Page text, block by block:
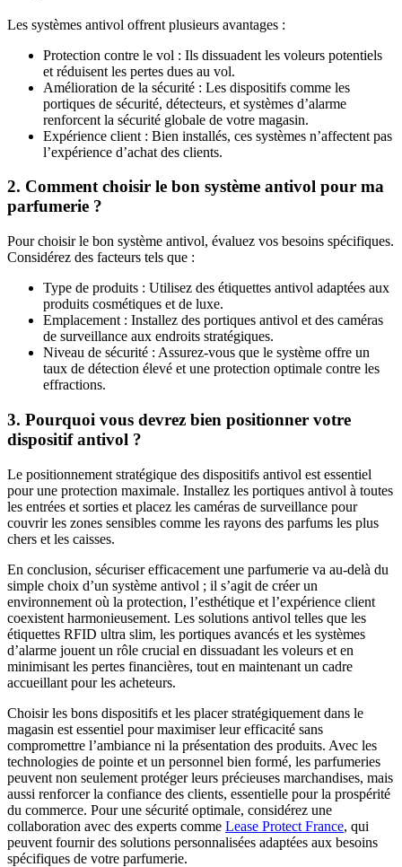
Les systèmes antivol offrent plusieurs avantages :
Protection contre le vol : Ils dissuadent les voleurs potentiels
et réduisent les pertes dues au vol.
Amélioration de la sécurité : Les dispositifs comme les
portiques de sécurité, détecteurs, et systèmes d’alarme
renforcent la sécurité globale de votre magasin.
Expérience client : Bien installés, ces systèmes n’affectent pas
l’expérience d’achat des clients.
2. Comment choisir le bon système antivol pour ma
parfumerie ?
Pour choisir le bon système antivol, évaluez vos besoins spécifiques.
Considérez des facteurs tels que :
Type de produits : Utilisez des étiquettes antivol adaptées aux
produits cosmétiques et de luxe.
Emplacement : Installez des portiques antivol et des caméras
de surveillance aux endroits stratégiques.
Niveau de sécurité : Assurez-vous que le système offre un
taux de détection élevé et une protection optimale contre les
effractions.
3. Pourquoi vous devrez bien positionner votre
dispositif antivol ?
Le positionnement stratégique des dispositifs antivol est essentiel
pour une protection maximale. Installez les portiques antivol à toutes
les entrées et sorties et placez les caméras de surveillance pour
couvrir les zones sensibles comme les rayons des parfums les plus
chers et les caisses.
En conclusion, sécuriser efficacement une parfumerie va au-delà du
simple choix d’un système antivol ; il s’agit de créer un
environnement où la protection, l’esthétique et l’expérience client
coexistent harmonieusement. Les solutions antivol telles que les
étiquettes RFID ultra slim, les portiques avancés et les systèmes
d’alarme jouent un rôle crucial en dissuadant les voleurs et en
minimisant les pertes financières, tout en maintenant un cadre
accueillant pour les acheteurs.
Choisir les bons dispositifs et les placer stratégiquement dans le
magasin est essentiel pour maximiser leur efficacité sans
compromettre l’ambiance ni la présentation des produits. Avec les
technologies de pointe et un personnel bien formé, les parfumeries
peuvent non seulement protéger leurs précieuses marchandises, mais
aussi renforcer la confiance des clients, essentielle pour la prospérité
du commerce. Pour une sécurité optimale, considérez une
collaboration avec des experts comme Lease Protect France, qui
peuvent fournir des solutions personnalisées adaptées aux besoins
spécifiques de votre parfumerie.